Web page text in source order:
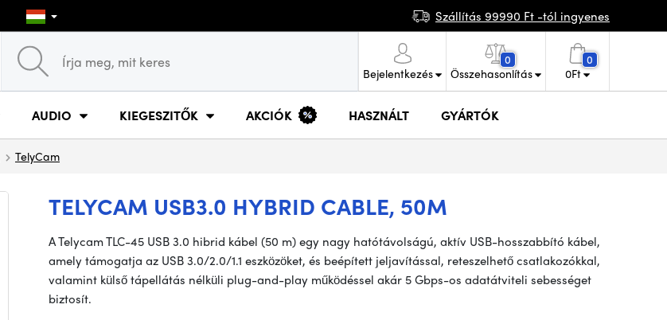
Szállítás 99990 Ft -tól ingyenes
Bejelentkezés
0
Összehasonlítás
0
0Ft
AUDIO KIEGESZITŐK AKCIÓK HASZNÁLT GYÁRTÓK
TelyCam
TELYCAM USB3.0 HYBRID CABLE, 50M
A Telycam TLC-45 USB 3.0 hibrid kábel (50 m) egy nagy hatótávolságú, aktív USB-hosszabbító kábel,
amely támogatja az USB 3.0/2.0/1.1 eszközöket, és beépített jeljavítással, reteszelhető csatlakozókkal,
valamint külső tápellátás nélküli plug-and-play működéssel akár 5 Gbps-os adatátviteli sebességet
biztosít.